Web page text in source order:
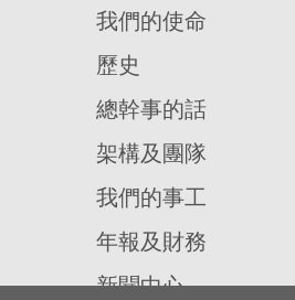
我們的使命
歷史
總幹事的話
架構及團隊
我們的事工
年報及財務
新聞中心